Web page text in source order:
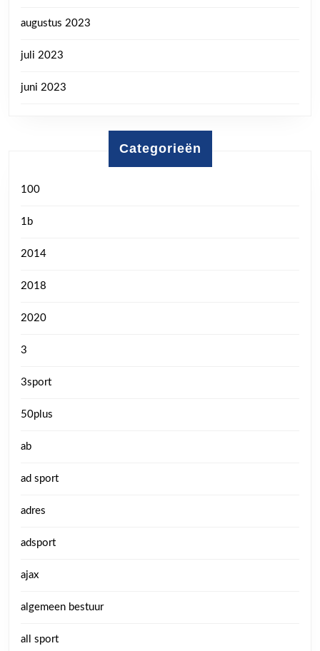
augustus 2023
juli 2023
juni 2023
Categorieën
100
1b
2014
2018
2020
3
3sport
50plus
ab
ad sport
adres
adsport
ajax
algemeen bestuur
all sport